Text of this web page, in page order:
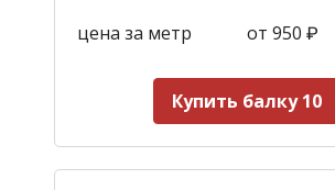
цена за метр
от 950 ₽
Купить балку 10